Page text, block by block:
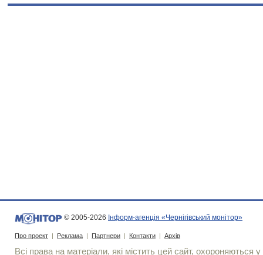
© 2005-2026 Інформ-агенція «Чернігівський монітор»
Про проект | Реклама | Партнери | Контакти | Архів
Всі права на матеріали, які містить цей сайт, охороняються у